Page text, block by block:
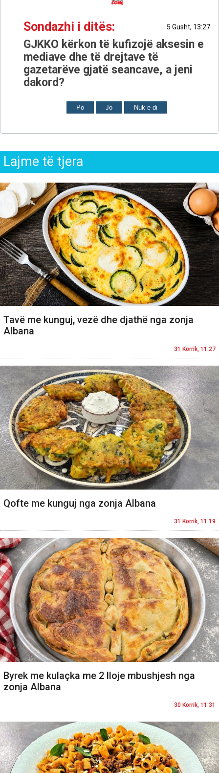
Sondazhi i ditës: 5 Gusht, 13:27
GJKKO kërkon të kufizojë aksesin e
mediave dhe të drejtave të
gazetarëve gjatë seancave, a jeni
dakord?
Po Jo Nuk e di
Lajme të tjera
Tavë me kunguj, vezë dhe djathë nga zonja
Albana
31 Korrik, 11:27
Qofte me kunguj nga zonja Albana
31 Korrik, 11:19
Byrek me kulaçka me 2 lloje mbushjesh nga
zonja Albana
30 Korrik, 11:31